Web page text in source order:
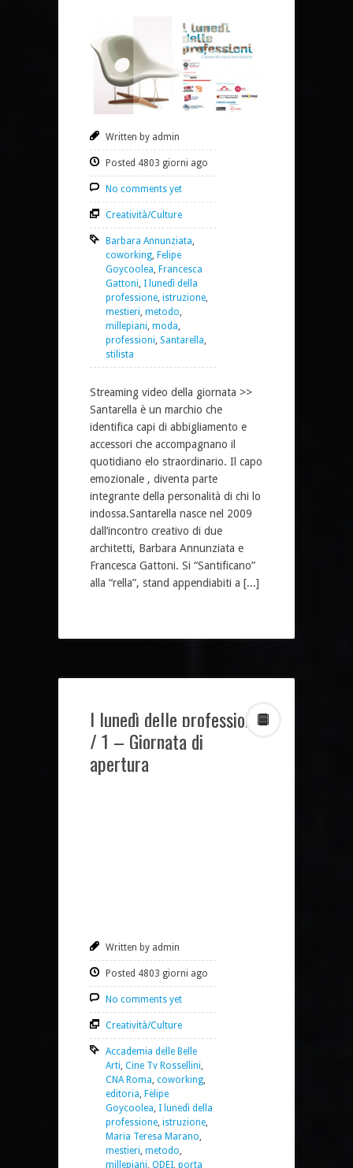
Written by admin
Posted 4803 giorni ago
No comments yet
Creatività/Culture
Barbara Annunziata,
coworking, Felipe
Goycoolea, Francesca
Gattoni, I lunedì della
professione, istruzione,
mestieri, metodo,
millepiani, moda,
professioni, Santarella,
stilista
Streaming video della giornata >>
Santarella è un marchio che
identifica capi di abbigliamento e
accessori che accompagnano il
quotidiano elo straordinario. Il capo
emozionale , diventa parte
integrante della personalità di chi lo
indossa.Santarella nasce nel 2009
dall’incontro creativo di due
architetti, Barbara Annunziata e
Francesca Gattoni. Si “Santificano”
alla “rella”, stand appendiabiti a [...]
I lunedì delle professioni
/ 1 – Giornata di
apertura
Written by admin
Posted 4803 giorni ago
No comments yet
Creatività/Culture
Accademia delle Belle
Arti, Cine Tv Rossellini,
CNA Roma, coworking,
editoria, Felipe
Goycoolea, I lunedì della
professione, istruzione,
Maria Teresa Marano,
mestieri, metodo,
millepiani, ODEI, porta